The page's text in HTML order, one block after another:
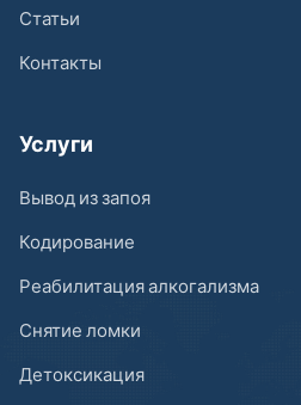
Статьи
Контакты
Услуги
Вывод из запоя
Кодирование
Реабилитация алкогализма
Снятие ломки
Детоксикация